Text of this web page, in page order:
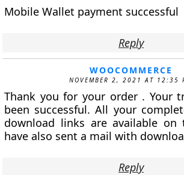
Mobile Wallet payment successful
Reply
WOOCOMMERCE
NOVEMBER 2, 2021 AT 12:35
Thank you for your order . Your
been successful. All your
download links are available on
have also sent a mail with
Reply